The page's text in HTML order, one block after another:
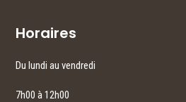
Horaires
Du lundi au vendredi
7h00 à 12h00